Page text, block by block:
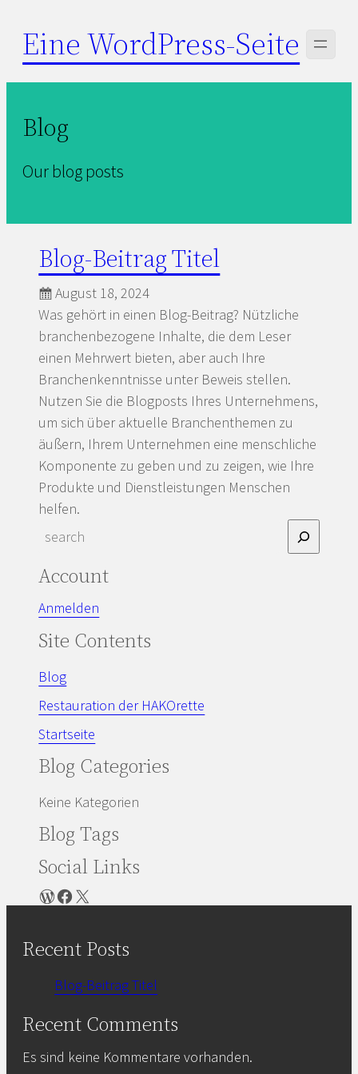
Inhalt
springen
Eine WordPress-Seite
Blog
Our blog posts
Blog-Beitrag Titel
August 18, 2024
Was gehört in einen Blog-Beitrag? Nützliche
branchenbezogene Inhalte, die dem Leser
einen Mehrwert bieten, aber auch Ihre
Branchenkenntnisse unter Beweis stellen.
Nutzen Sie die Blogposts Ihres Unternehmens,
um sich über aktuelle Branchenthemen zu
äußern, Ihrem Unternehmen eine menschliche
Komponente zu geben und zu zeigen, wie Ihre
Produkte und Dienstleistungen Menschen
helfen.
a
c
h
Account
Anmelden
Site Contents
Blog
Restauration der HAKOrette
Startseite
Blog Categories
Keine Kategorien
Blog Tags
Social Links
WordPress Facebook X
Recent Posts
Blog-Beitrag Titel
Recent Comments
Es sind keine Kommentare vorhanden.